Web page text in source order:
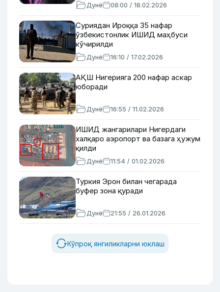
Дунё 08:00 / 18.02.2026
Суриядан Ироққа 35 нафар
ўзбекистонлик ИШИД маҳбуси
кўчирилди
Дунё 16:10 / 17.02.2026
АҚШ Нигерияга 200 нафар аскар
юборади
Дунё 16:55 / 11.02.2026
ИШИД жангарилари Нигердаги
халқаро аэропорт ва базага ҳужум
қилди
Дунё 11:54 / 01.02.2026
Туркия Эрон билан чегарада
буфер зона қуради
Дунё 21:55 / 26.01.2026
Кўпроқ янгиликларни юклаш